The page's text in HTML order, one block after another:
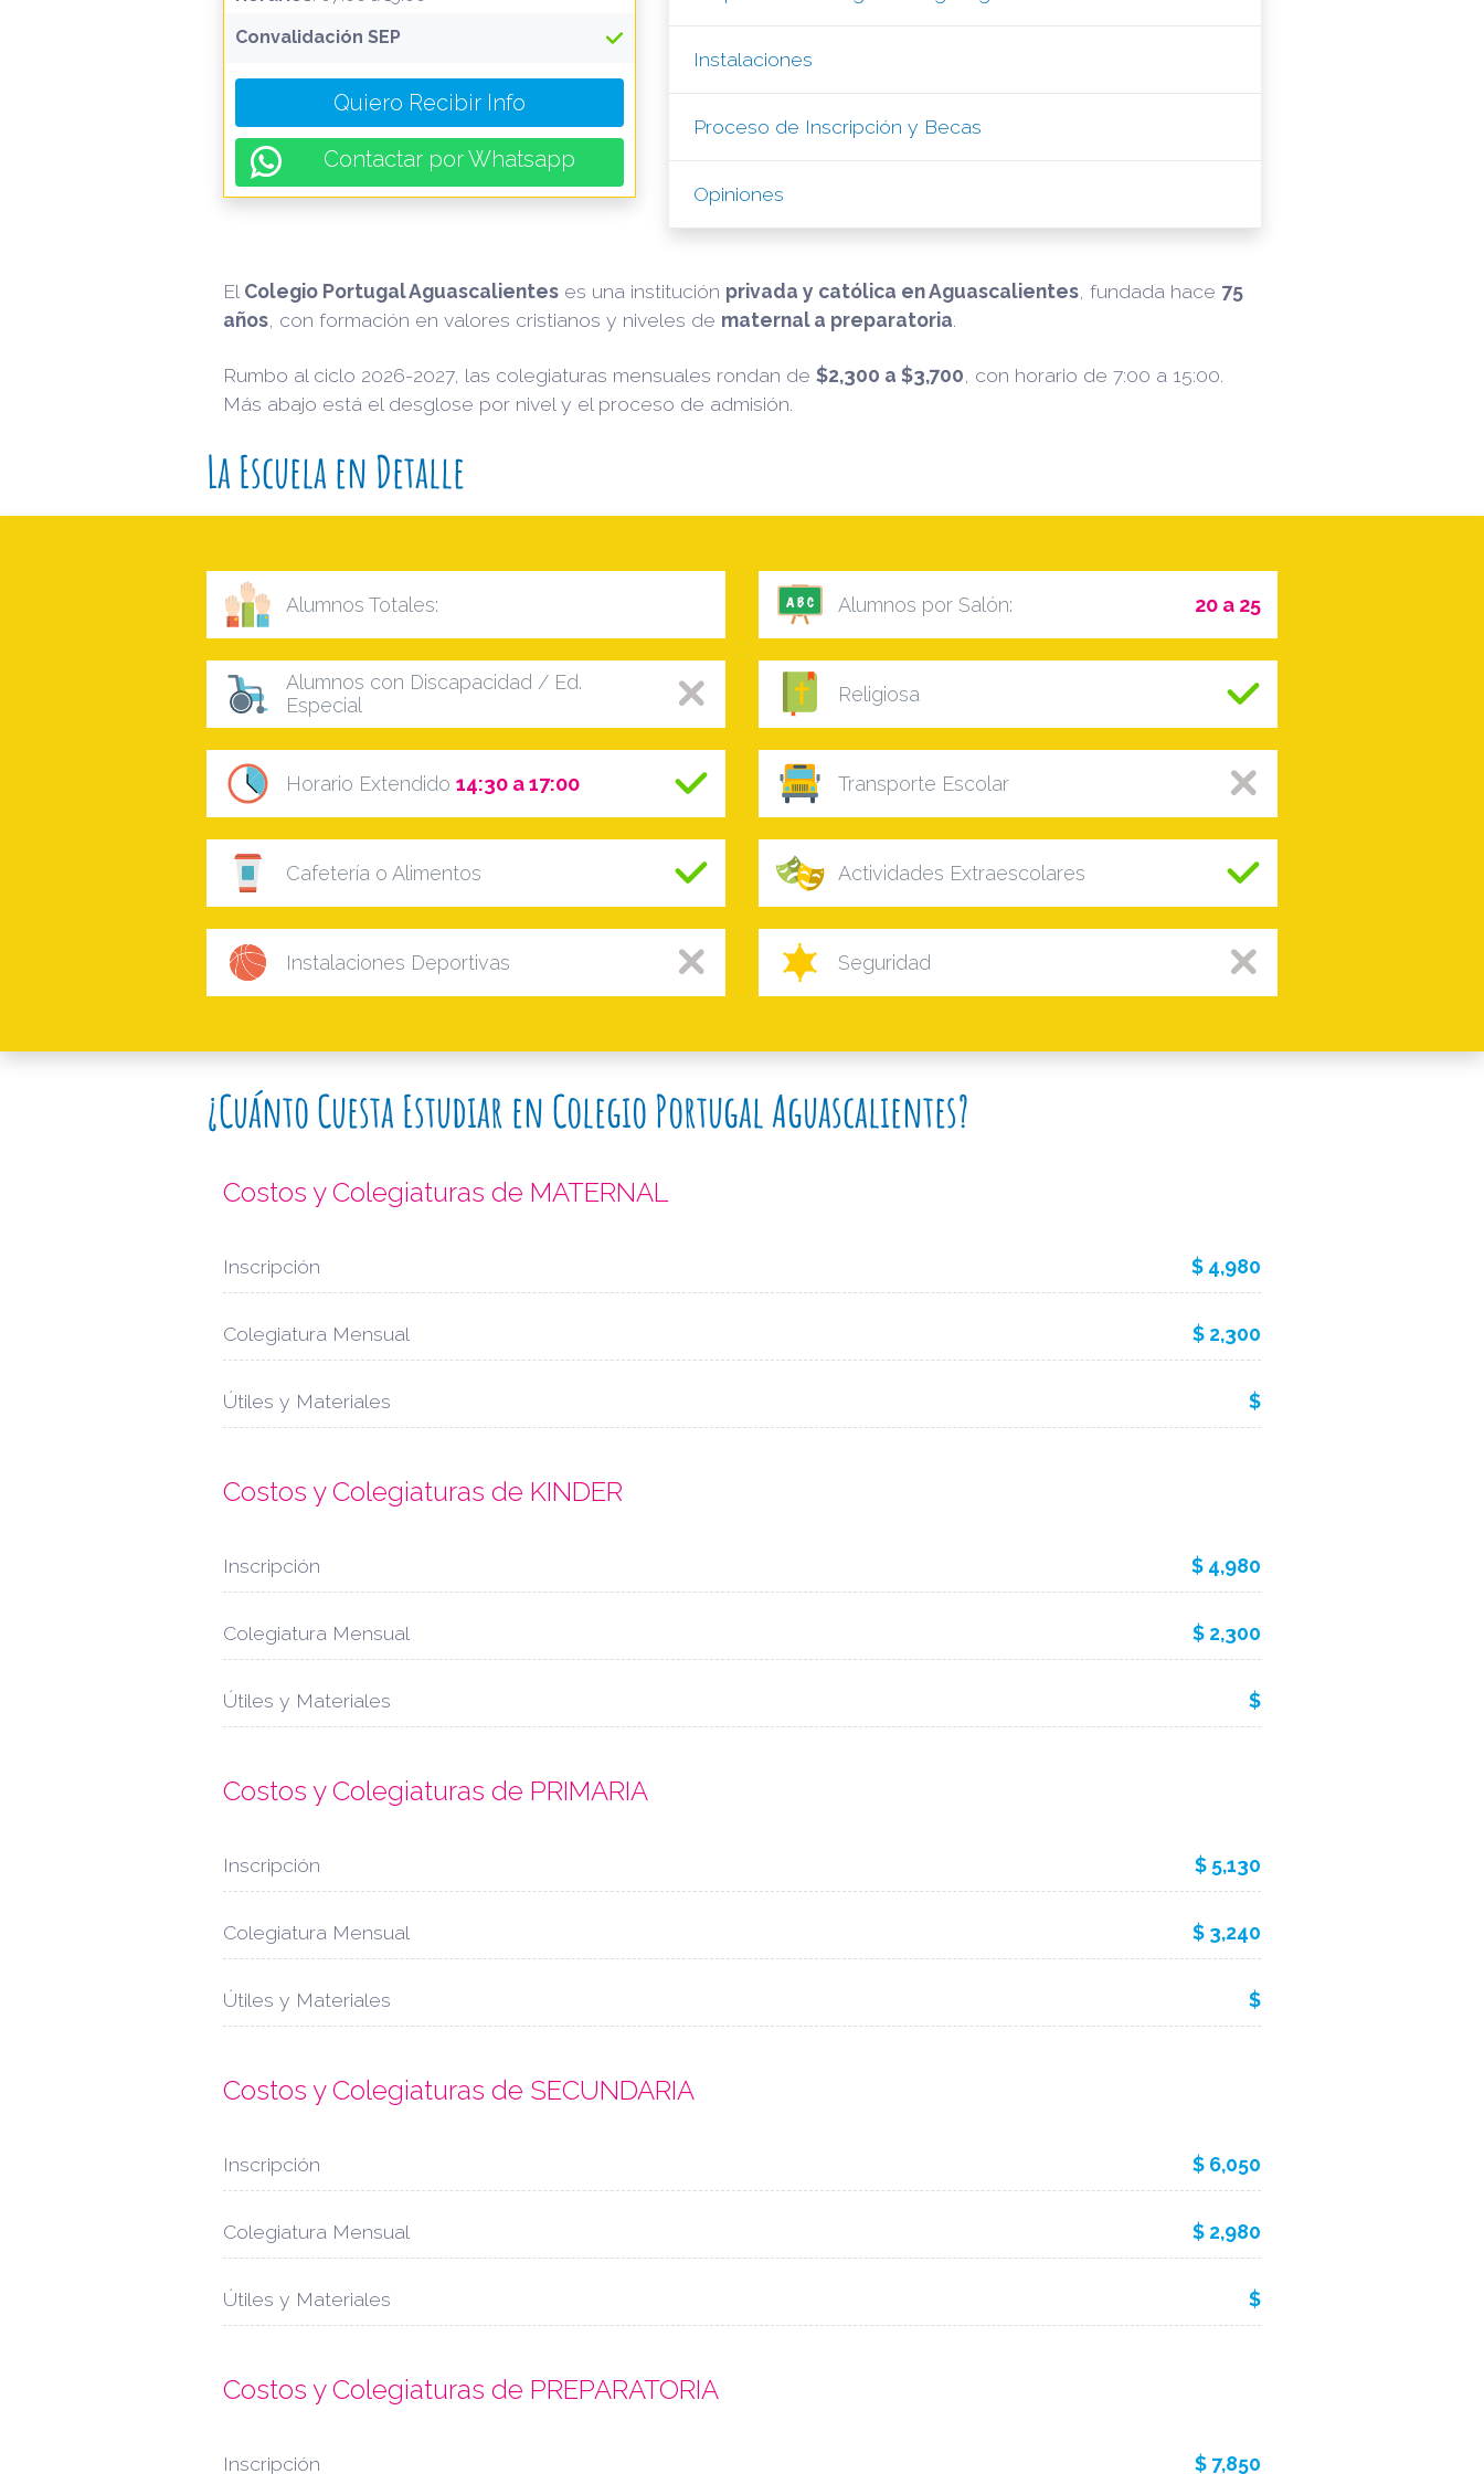
Convalidación SEP
Quiero Recibir Info
Contactar por Whatsapp
Instalaciones
Proceso de Inscripción y Becas
Opiniones
El Colegio Portugal Aguascalientes es una institución privada y católica en Aguascalientes , fundada hace 75
años , con formación en valores cristianos y niveles de maternal a preparatoria
Rumbo al ciclo 2026-2027, las colegiaturas mensuales rondan de $2,300 a $3,700 , con horario de 7:00 a 15:00.
Más abajo está el desglose por nivel y el proceso de admisión.
La Escuela en Detalle
Alumnos Totales: Alumnos por Salón: 20 a 25
Alumnos con Discapacidad / Ed.
Especial
Religiosa
Horario Extendido 14:30 a 17:00 Transporte Escolar
Cafetería o Alimentos Actividades Extraescolares
Instalaciones Deportivas Seguridad
¿Cuánto Cuesta Estudiar en Colegio Portugal Aguascalientes?
Costos y Colegiaturas de MATERNAL
Inscripción $ 4,980
Colegiatura Mensual $ 2,300
Útiles y Materiales $
Costos y Colegiaturas de KINDER
Inscripción $ 4,980
Colegiatura Mensual $ 2,300
Útiles y Materiales $
Costos y Colegiaturas de PRIMARIA
Inscripción $ 5,130
Colegiatura Mensual $ 3,240
Útiles y Materiales $
Costos y Colegiaturas de SECUNDARIA
Inscripción $ 6,050
Colegiatura Mensual $ 2,980
Útiles y Materiales $
Costos y Colegiaturas de PREPARATORIA
Inscripción $ 7,850